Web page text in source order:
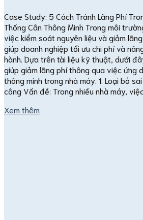
Case Study: 5 Cách Tránh Lãng Phí
Thống Cân Thông Minh Trong môi
việc kiểm soát nguyên liệu và giảm
giúp doanh nghiệp tối ưu chi phí và
hành. Dựa trên tài liệu kỹ thuật, dưới
giúp giảm lãng phí thông qua việc ứng
thông minh trong nhà máy. 1. Loại bỏ
công Vấn đề: Trong nhiều nhà máy, việc
Xem thêm